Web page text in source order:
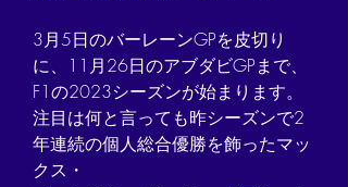
3月5日のバーレーンGPを皮切り
に、11月26日のアブダビGPまで、
F1の2023シーズンが始まります。
注目は何と言っても昨シーズンで2
年連続の個人総合優勝を飾ったマッ
クス・